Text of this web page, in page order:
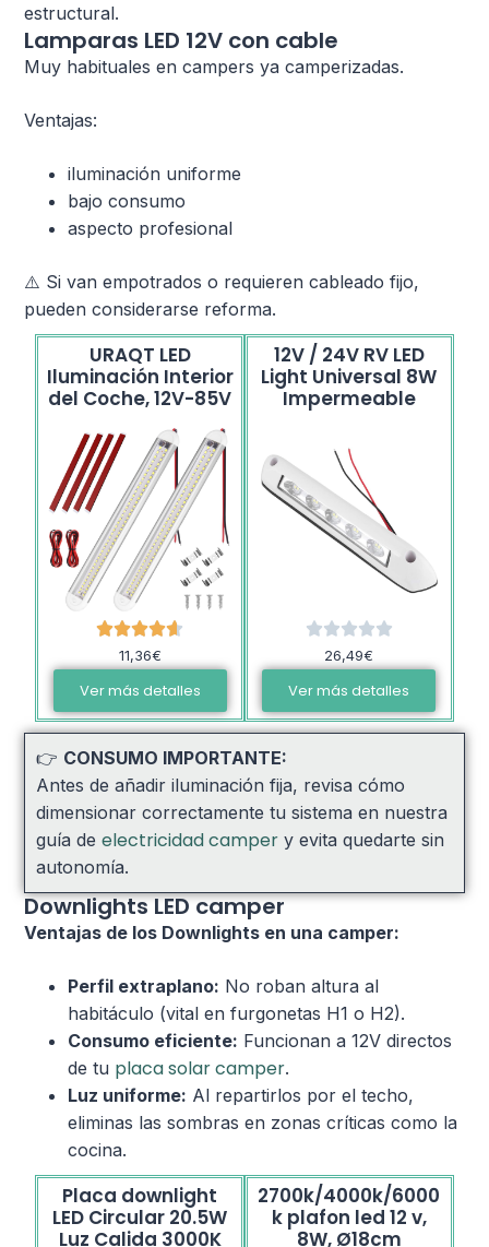
estructural.
Lamparas LED 12V con cable
Muy habituales en campers ya camperizadas.
Ventajas:
iluminación uniforme
bajo consumo
aspecto profesional
⚠️ Si van empotrados o requieren cableado fijo,
pueden considerarse reforma.
URAQT LED
Iluminación Interior
del Coche, 12V-85V
11,36€
Ver más detalles
12V / 24V RV LED
Light Universal 8W
Impermeable
26,49€
Ver más detalles
👉 CONSUMO IMPORTANTE:
Antes de añadir iluminación fija, revisa cómo
dimensionar correctamente tu sistema en nuestra
guía deelectricidad camper y evita quedarte sin
autonomía.
Downlights LED camper
Ventajas de los Downlights en una camper:
Perfil extraplano: No roban altura al
habitáculo (vital en furgonetas H1 o H2).
Consumo eficiente: Funcionan a 12V directos
de tu placa solar camper.
Luz uniforme: Al repartirlos por el techo,
eliminas las sombras en zonas críticas como la
cocina.
Placa downlight
LED Circular 20.5W
Luz Calida 3000K
2700k/4000k/6000
k plafon led 12 v,
8W, Ø18cm